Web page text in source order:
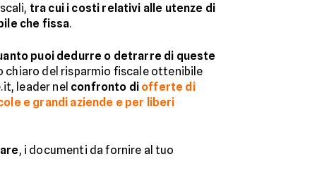
tra cui i costi relativi alle utenze di
che fissa.
puoi dedurre o detrarre di queste
chiaro del risparmio fiscale ottenibile
leader nel confronto di offerte di
e grandi aziende e per liberi
, i documenti da fornire al tuo